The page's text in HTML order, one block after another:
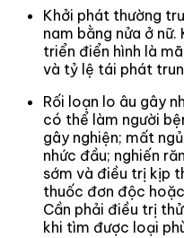
Khởi phát thường
nam bằng nửa ở
triển điển hình là
và tỷ lệ tái phát
Rối loạn lo âu gây
có thể làm người
gây nghiện; mất
nhức đầu; nghiến
sớm và điều trị kịp
thuốc đơn độc
Cần phải điều trị
khi tìm được loại